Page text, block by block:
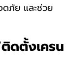
ดภัย และช่วย
ดตั้งเครน